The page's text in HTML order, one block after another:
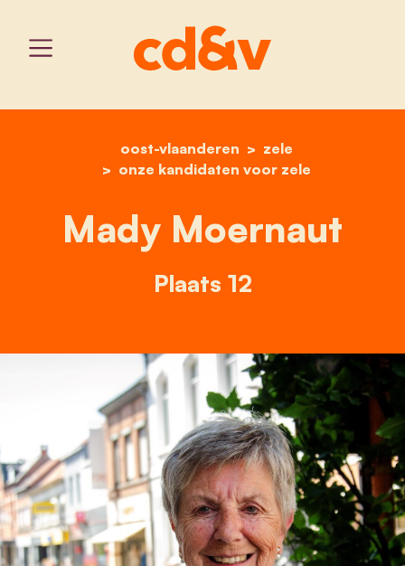
home
oost-vlaanderen
zele
onze kandidaten voor zele
mady moernaut
Mady Moernaut
Plaats 12